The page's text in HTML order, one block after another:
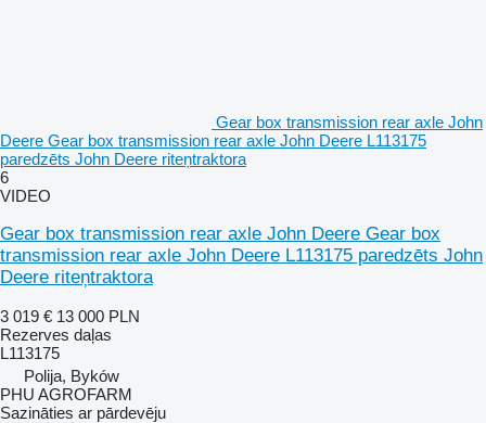
Gear box transmission rear axle John
Deere Gear box transmission rear axle John Deere L113175
paredzēts John Deere riteņtraktora
6
VIDEO
Gear box transmission rear axle John Deere Gear box
transmission rear axle John Deere L113175 paredzēts John
Deere riteņtraktora
3 019 € 13 000 PLN
Rezerves daļas
L113175
Polija, Byków
PHU AGROFARM
Sazināties ar pārdevēju